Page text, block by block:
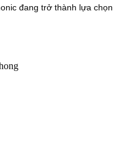
đang trở thành lựa chọn